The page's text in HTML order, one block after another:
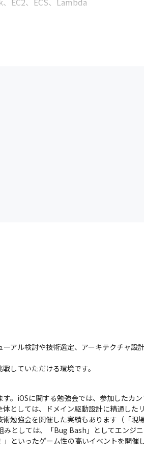
、BigQuery、Looker、
アル検討や技術選定、アーキテクチャ設
していただける環境です。
。iOSに関する勉強会では、参加したカ
としては、ドメイン駆動設計に精通し
勉強会を開催した実績もあります（「現
としては、「Bug Bash」としてエンジ
といったゲーム性の高いイベントを開催